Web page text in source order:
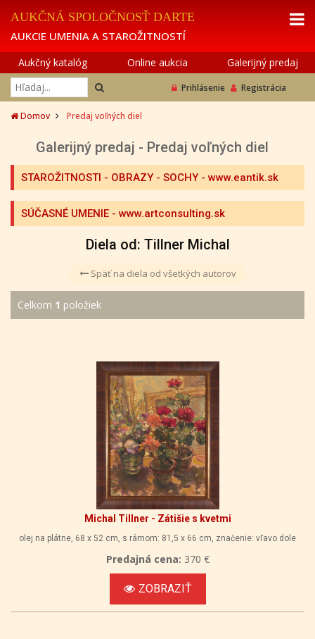
AUKČNÁ SPOLOČNOSŤ DARTE
AUKCIE UMENIA A STAROŽITNOSTÍ
Aukčný katalóg Online aukcia Galerijný predaj
Prihlásenie Registrácia
Domov Predaj voľných diel
Galerijný predaj - Predaj voľných diel
STAROŽITNOSTI - OBRAZY - SOCHY - www.eantik.sk
SÚČASNÉ UMENIE - www.artconsulting.sk
Diela od: Tillner Michal
Späť na diela od všetkých autorov
Celkom 1 položiek
Michal Tillner - Zátišie s kvetmi
olej na plátne, 68 x 52 cm, s rámom: 81,5 x 66 cm, značenie: vľavo dole
Predajná cena: 370 €
ZOBRAZIŤ